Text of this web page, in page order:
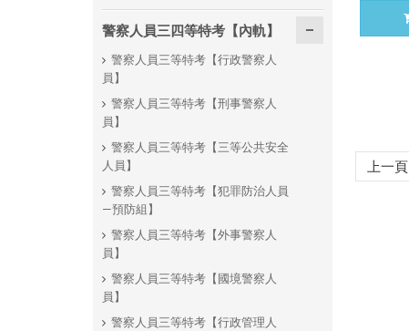
上一頁
警察人員三四等特考【內軌】
警察人員三等特考【行政警察人
員】
警察人員三等特考【刑事警察人
員】
警察人員三等特考【三等公共安全
人員】
警察人員三等特考【犯罪防治人員
—預防組】
警察人員三等特考【外事警察人
員】
警察人員三等特考【國境警察人
員】
警察人員三等特考【行政管理人